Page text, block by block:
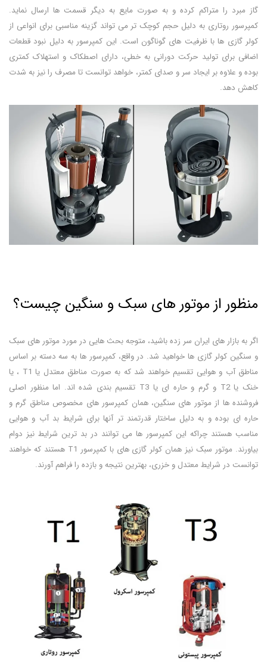
گاز مبرد را متراکم کرده و به صورت مایع به دیگر قسمت ها ارسال نماید.
کمپرسور روتاری به دلیل حجم کوچک تر می تواند گزینه مناسبی برای انواعی از
کولر گازی ها با ظرفیت های گوناگون است. این کمپرسور به دلیل نبود قطعات
اضافی برای تولید حرکت دورانی به خطی، دارای اصطکاک و استهلاک کمتری
بوده و علاوه بر ایجاد سر و صدای کمتر، خواهد توانست تا مصرف را نیز به شدت
کاهش دهد.
منظور از موتور های سبک و سنگین چیست؟
اگر به بازار های ایران سر زده باشید، متوجه بحث هایی در مورد موتور های سبک
و سنگین کولر گازی ها خواهید شد. در واقع، کمپرسور ها به سه دسته بر اساس
مناطق آب و هوایی تقسیم خواهند شد که به صورت مناطق معتدل یا T1 ، یا
خنک یا T2 و گرم و حاره ای یا T3 تقسیم بندی شده اند. اما منظور اصلی
فروشنده ها از موتور های سنگین، همان کمپرسور های مخصوص مناطق گرم و
حاره ای بوده و به دلیل ساختار قدرتمند تر آنها برای شرایط بد آب و هوایی
مناسب هستند چراکه این کمپرسور ها می توانند در بد ترین شرایط نیز دوام
بیاورند. موتور سبک نیز همان کولر گازی های با کمپرسور T1 هستند که خواهند
توانست در شرایط معتدل و خزری، بهترین نتیجه و بازده را فراهم آورند.